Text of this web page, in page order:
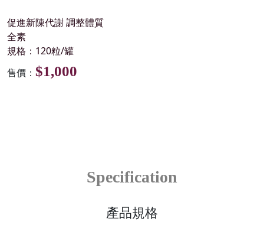
促進新陳代謝 調整體質
全素
規格：120粒/罐
售價： $1,000
Specification
產品規格